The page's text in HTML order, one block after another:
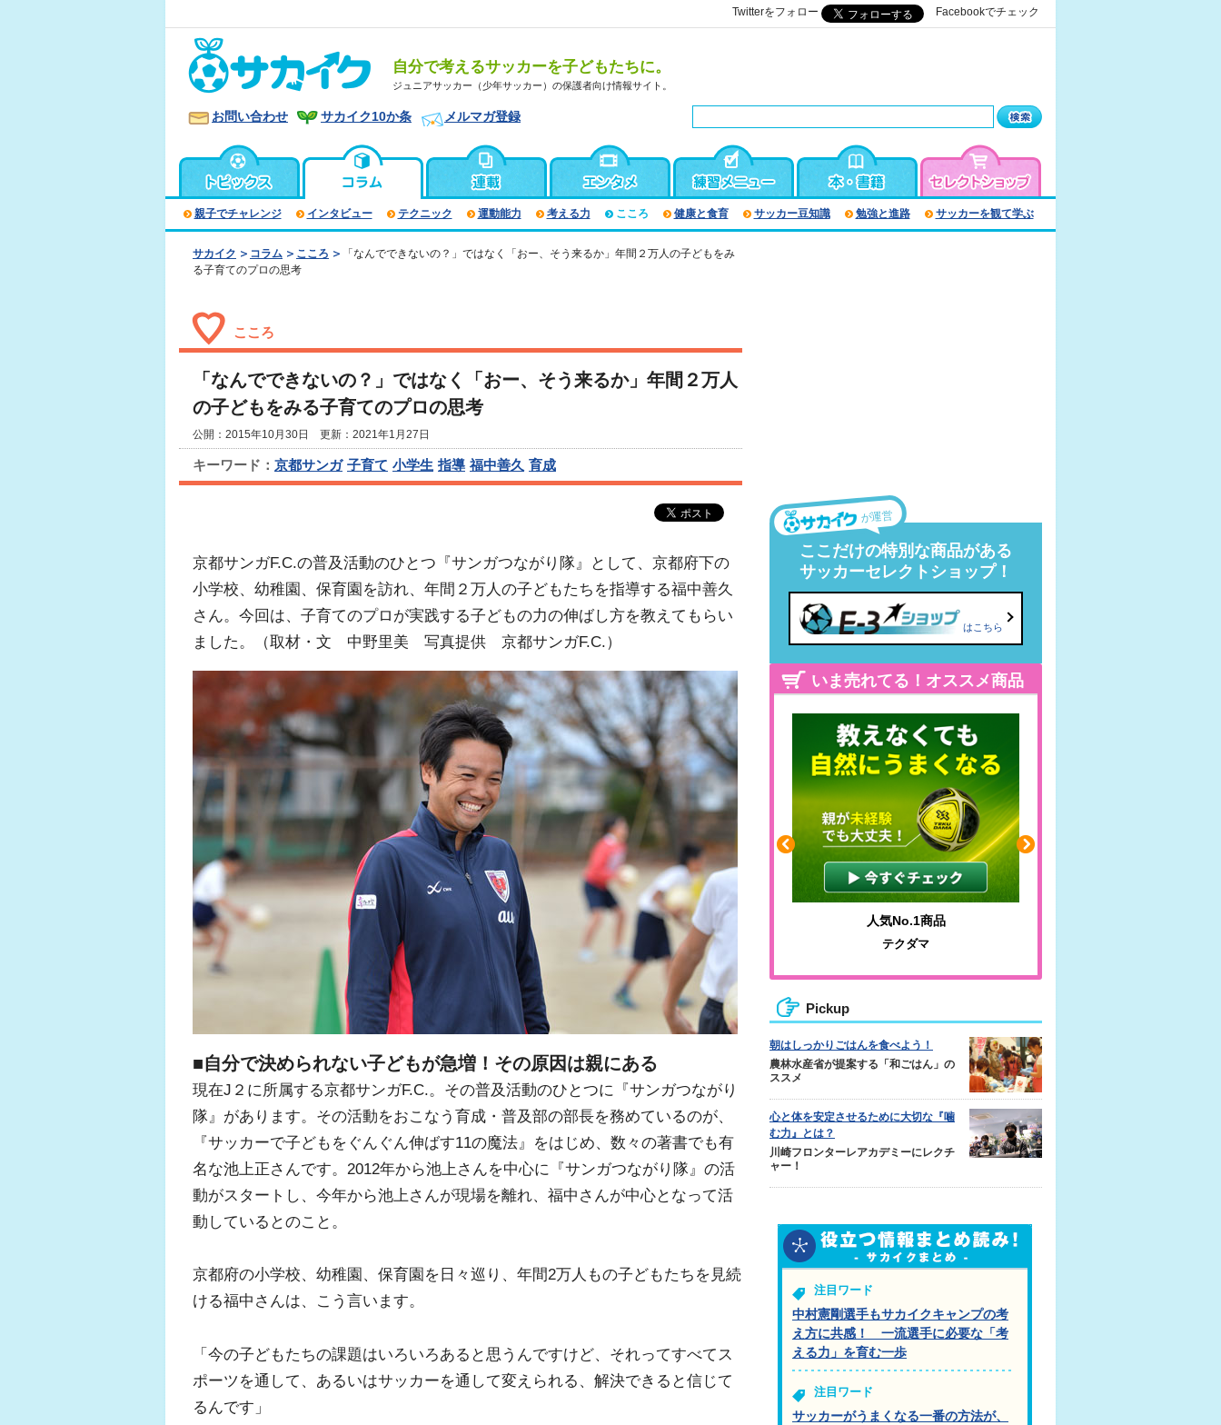
Twitterをフォロー Facebookでチェック
自分で考えるサッカーを子どもたちに。
ジュニアサッカー（少年サッカー）の保護者向け情報サイト。
お問い合わせ サカイク10か条 メルマガ登録
親子でチャレンジ インタビュー テクニック 運動能力 考える力 こころ 健康と食育 サッカー豆知識 勉強と進路 サッカーを観て学ぶ
サカイク コラム こころ
「なんでできないの？」ではなく「おー、そう来るか」年間２万人の子どもをみ
る子育てのプロの思考
こころ
「なんでできないの？」ではなく「おー、そう来るか」年間２万人
の子どもをみる子育てのプロの思考
公開：2015年10月30日 更新：2021年1月27日
キーワード： 京都サンガ 子育て 小学生 指導 福中善久 育成
京都サンガF.C.の普及活動のひとつ『サンガつながり隊』として、京都府下の
小学校、幼稚園、保育園を訪れ、年間２万人の子どもたちを指導する福中善久
さん。今回は、子育てのプロが実践する子どもの力の伸ばし方を教えてもらい
ました。（取材・文 中野里美 写真提供 京都サンガF.C.）
■自分で決められない子どもが急増！その原因は親にある
現在J２に所属する京都サンガF.C.。その普及活動のひとつに『サンガつながり
隊』があります。その活動をおこなう育成・普及部の部長を務めているのが、
『サッカーで子どもをぐんぐん伸ばす11の魔法』をはじめ、数々の著書でも有
名な池上正さんです。2012年から池上さんを中心に『サンガつながり隊』の活
動がスタートし、今年から池上さんが現場を離れ、福中さんが中心となって活
動しているとのこと。
京都府の小学校、幼稚園、保育園を日々巡り、年間2万人もの子どもたちを見続
ける福中さんは、こう言います。
「今の子どもたちの課題はいろいろあると思うんですけど、それってすべてス
ポーツを通して、あるいはサッカーを通して変えられる、解決できると信じて
るんです」
が運営
ここだけの特別な商品がある
サッカーセレクトショップ！
はこちら
いま売れてる！オススメ商品
ふくらはぎの張りや疲れに
ジュニアレッグリカバリー
人気No.1商品
テクダマ
Pickup
朝はしっかりごはんを食べよう！
農林水産省が提案する「和ごはん」の
ススメ
心と体を安定させるために大切な『噛
む力』とは？
川崎フロンターレアカデミーにレクチ
ャー！
注目ワード
中村憲剛選手もサカイクキャンプの考
え方に共感！ 一流選手に必要な「考
える力」を育む一歩
注目ワード
サッカーがうまくなる一番の方法が、